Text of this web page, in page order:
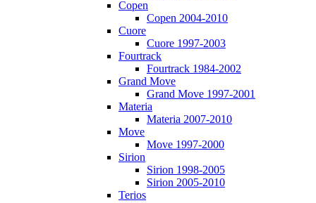
Copen
Copen 2004-2010
Cuore
Cuore 1997-2003
Fourtrack
Fourtrack 1984-2002
Grand Move
Grand Move 1997-2001
Materia
Materia 2007-2010
Move
Move 1997-2000
Sirion
Sirion 1998-2005
Sirion 2005-2010
Terios